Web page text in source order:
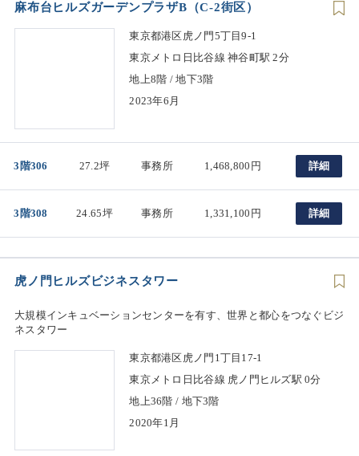
麻布台ヒルズガーデンプラザB（C-2街区）
東京都港区虎ノ門5丁目9-1
東京メトロ日比谷線 神谷町駅 2分
地上8階 / 地下3階
2023年6月
3階306 27.2坪 事務所 1,468,800円 詳細
3階308 24.65坪 事務所 1,331,100円 詳細
虎ノ門ヒルズビジネスタワー
大規模インキュベーションセンターを有す、世界と都心をつなぐビジ
ネスタワー
東京都港区虎ノ門1丁目17-1
東京メトロ日比谷線 虎ノ門ヒルズ駅 0分
地上36階 / 地下3階
2020年1月